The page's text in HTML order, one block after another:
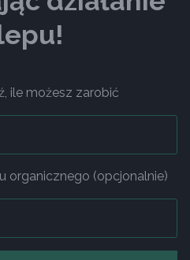
ile możesz zarobić
organicznego (opcjonalnie)